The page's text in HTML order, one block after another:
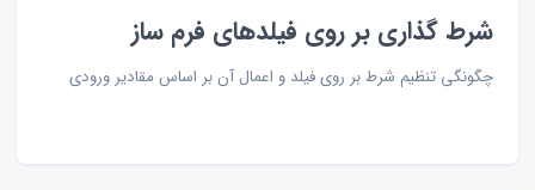
شرط گذاری بر روی فیلدهای فرم ساز
چگونگی تنظیم شرط بر روی فیلد و اعمال آن بر اساس مقادیر ورودی